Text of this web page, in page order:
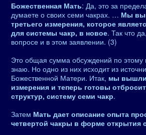
Божественная Мать: Да, это за
думаете о своих семи чакрах. … Мы
третьего измерения, которое
для системы чакр, в новое. Так что
вопросе и в этом заявлении. (3)
Это общая сумма обсуждений по этому
знаю. Но одно из них исходит из
Божественной Матери. Итак, мы вышли
измерения и теперь готовы
структур, систему семи чакр.
Затем Мать дает описание опыта
четвертой чакры в форме открытия